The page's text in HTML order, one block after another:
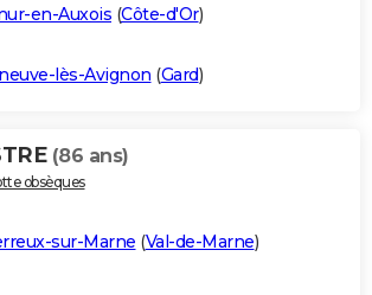
en-Auxois (Côte-d'Or)
lès-Avignon (Gard)
(86 ans)
obsèques
sur-Marne (Val-de-Marne)